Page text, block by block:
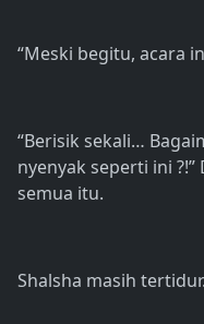
“Meski begitu, acara
“Berisik sekali…
nyenyak seperti ini
semua itu.
Shalsha masih tertidur.